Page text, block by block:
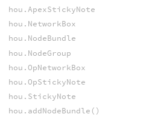
hou.ApexStickyNote
hou.NetworkBox
hou.NodeBundle
hou.NodeGroup
hou.OpNetworkBox
hou.OpStickyNote
hou.StickyNote
hou.addNodeBundle()